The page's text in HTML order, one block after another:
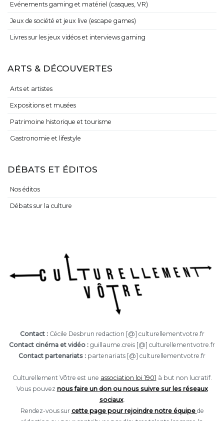
Evénements gaming et matériel (casques, VR)
Jeux de société et jeux live (escape games)
Livres sur les jeux vidéos et interviews gaming
ARTS & DÉCOUVERTES
Arts et artistes
Expositions et musées
Patrimoine historique et tourisme
Gastronomie et lifestyle
DÉBATS ET ÉDITOS
Nos éditos
Débats sur la culture
Contact :Cécile Desbrun redaction [@] culturellementvotre.fr
Contact cinéma et vidéo : guillaume.creis [@] culturellementvotre.fr
Contact partenariats : partenariats [@] culturellementvotre.fr
Culturellement Vôtre est une association loi 1901 à but non lucratif.
Vous pouvez nous faire un don ou nous suivre sur les réseaux
sociaux.
Rendez-vous sur cette page pour rejoindre notre équipe de